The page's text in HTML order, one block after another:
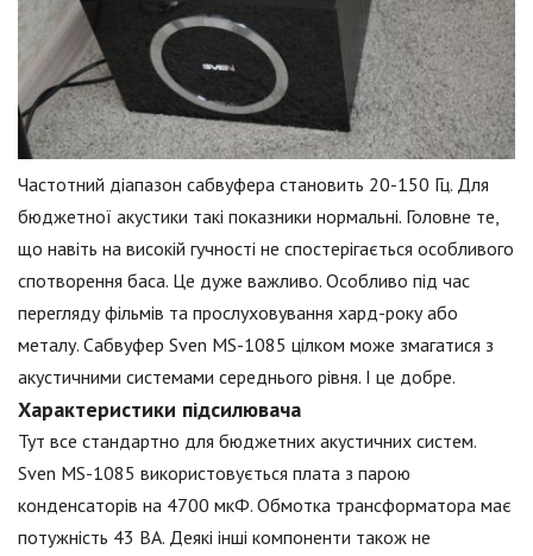
Частотний діапазон сабвуфера становить 20-150 Гц. Для
бюджетної акустики такі показники нормальні. Головне те,
що навіть на високій гучності не спостерігається особливого
спотворення баса. Це дуже важливо. Особливо під час
перегляду фільмів та прослуховування хард-року або
металу. Сабвуфер Sven MS-1085 цілком може змагатися з
акустичними системами середнього рівня. І це добре.
Характеристики підсилювача
Тут все стандартно для бюджетних акустичних систем.
Sven MS-1085 використовується плата з парою
конденсаторів на 4700 мкФ. Обмотка трансформатора має
потужність 43 ВА. Деякі інші компоненти також не